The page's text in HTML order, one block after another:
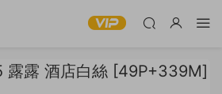
露露 酒店白絲 [49P+339M]